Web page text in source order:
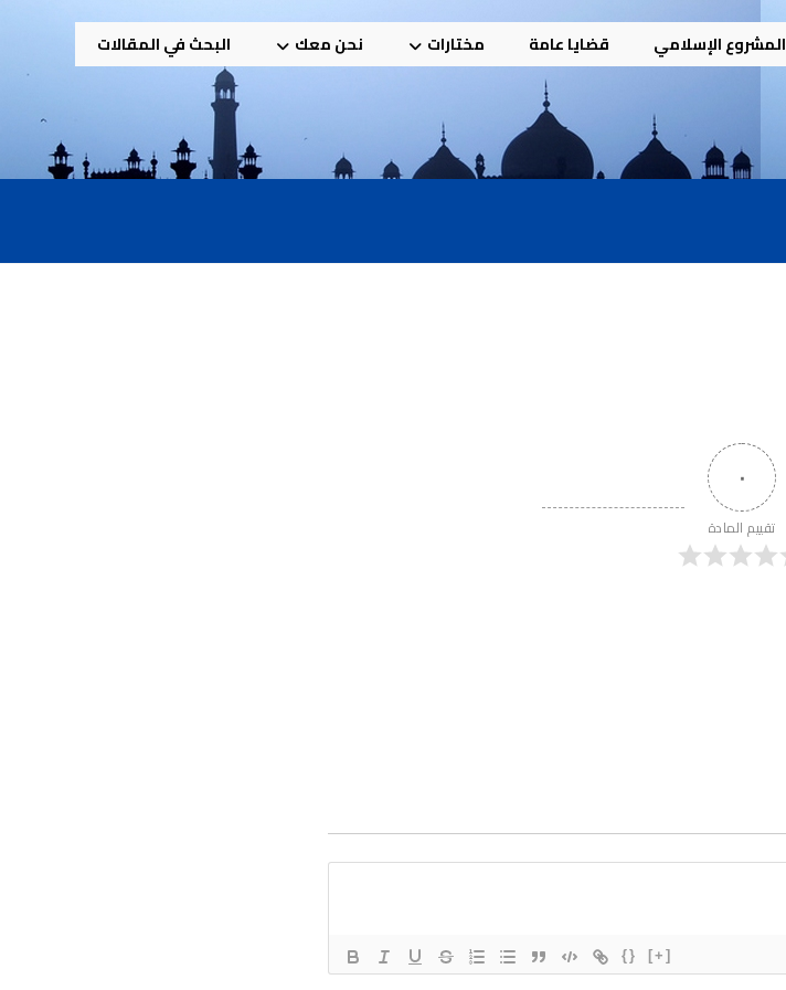
المشروع الإسلامي قضايا عامة مختارات نحن معك البحث في المقالات
٠
تقييم المادة
{} [+]